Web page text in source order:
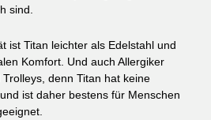
sind.
ist Titan leichter als Edelstahl und
Komfort. Und auch Allergiker
denn Titan hat keine
ist daher bestens für Menschen